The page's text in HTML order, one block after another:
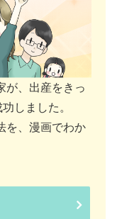
が、出産をきっ
しました。
を、漫画でわか